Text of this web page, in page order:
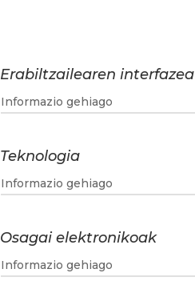
Erabiltzailearen interfazea
Informazio gehiago
Teknologia
Informazio gehiago
Osagai elektronikoak
Informazio gehiago